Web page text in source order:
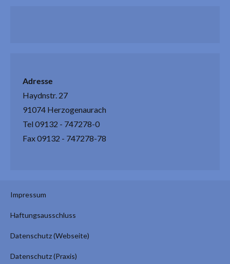
Adresse
Haydnstr. 27
91074 Herzogenaurach
Tel 09132 - 747278-0
Fax 09132 - 747278-78
Impressum
Haftungsausschluss
Datenschutz (Webseite)
Datenschutz (Praxis)